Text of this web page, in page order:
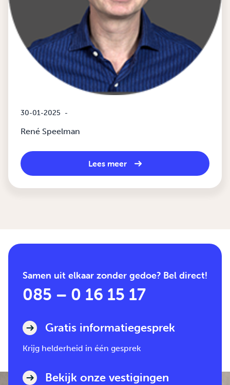
30-01-2025 -
René Speelman
Lees meer
Samen uit elkaar zonder gedoe? Bel direct!
085 – 0 16 15 17
Gratis informatiegesprek
Krijg helderheid in één gesprek
Bekijk onze vestigingen